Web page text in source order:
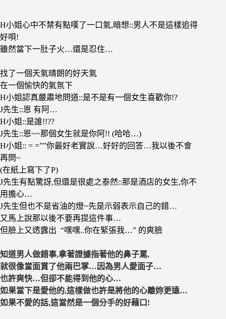
H小姐心中不禁有點嘆了一口氣,暗想::男人不是這樣追得
好唄!
雖然當下一肚子火…還是忍住…
找了一個天氣晴朗的好天氣
在一個愉快的氣氛下
H小姐認真嚴肅地問道::是不是有一個女生喜歡你!?
J先生::恩 有阿…
H小姐::是誰!!??
J先生::恩~~那個女生就是你阿!! (哈哈…)
H小姐:: = =””你最好老實說…好好的回答…我以後不會
再問~
(在紙上寫下了P)
J先生有點驚訝,但還是很處之泰然::那是酒店的女生,你不
用擔心…
J先生但也不是省油的燈~先是示弱表示自己的錯…
又馬上說那以後不要再提這件事…
但臉上又透露出 “嘿嘿..你在緊張我…” 的爽臉
知道男人做錯事,拿著證據指著他的鼻子罵,
就很像當面賞了他兩巴掌…因為男人愛面子…
也許爽快…但卻不能得到他的心…
如果當下是愛他的,這樣做也許是將他的心離妳更遠…
如果不愛的話,這當然是一個分手的好藉口!